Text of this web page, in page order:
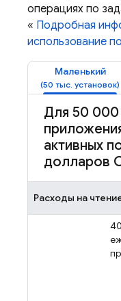
операциях по
« Подробная
использование
Маленький
Для 50 000
активных
долларов
Расходы на